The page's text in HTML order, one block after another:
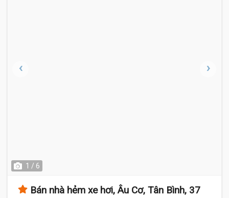
1 / 6
Bán nhà hẻm xe hơi, Âu Cơ, Tân Bình, 37